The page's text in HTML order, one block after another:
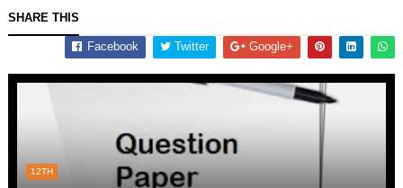
SHARE THIS
Facebook Twitter Google+
12TH